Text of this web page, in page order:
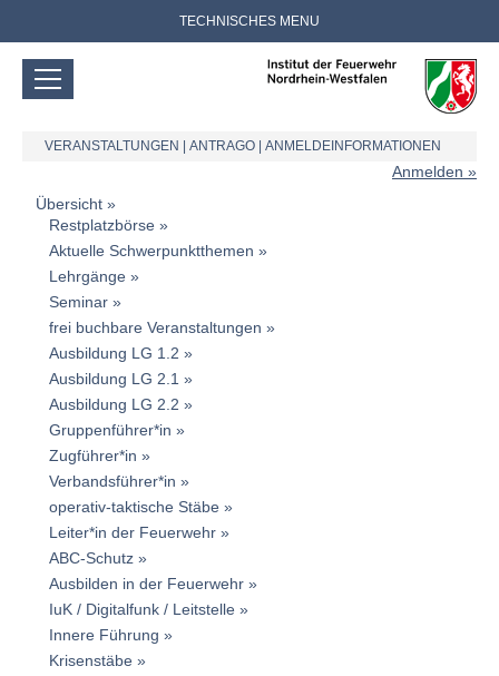
TECHNISCHES MENU
VERANSTALTUNGEN ANTRAGO ANMELDEINFORMATIONEN
Anmelden
Übersicht
Restplatzbörse
Aktuelle Schwerpunktthemen
Lehrgänge
Seminar
frei buchbare Veranstaltungen
Ausbildung LG 1.2
Ausbildung LG 2.1
Ausbildung LG 2.2
Gruppenführer*in
Zugführer*in
Verbandsführer*in
operativ-taktische Stäbe
Leiter*in der Feuerwehr
ABC-Schutz
Ausbilden in der Feuerwehr
IuK / Digitalfunk / Leitstelle
Innere Führung
Krisenstäbe